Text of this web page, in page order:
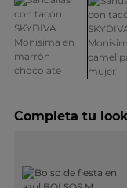
Completa tu